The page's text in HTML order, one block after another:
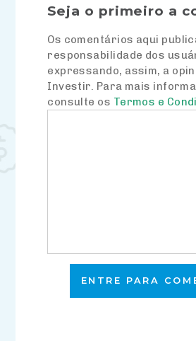
Seja o primeiro a
Os comentários aqui
responsabilidade dos
expressando, assim, a
Investir. Para mais
consulte os Termos e
ENTRE PARA